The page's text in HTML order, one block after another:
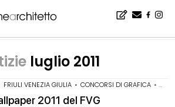
luglio 2011
FRIULI VENEZIA GIULIA • CONCORSI DI GRAFICA •
2011 del FVG